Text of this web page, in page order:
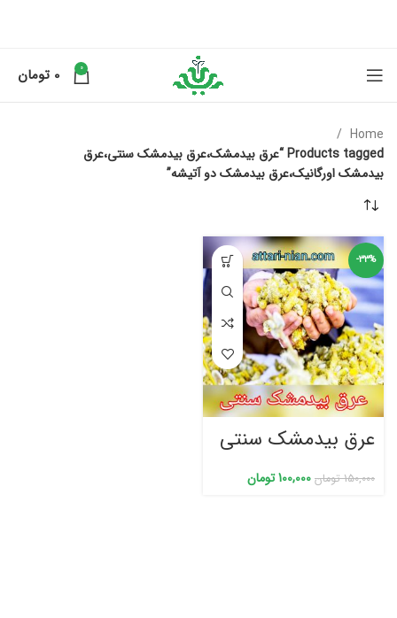
0
0 تومان
Home
Products tagged “عرق بیدمشک،عرق بیدمشک سنتی،عرق
بیدمشک اورگانیک،عرق بیدمشک دو آتیشه”
-33%
عرق بیدمشک سنتی
150,000 تومان 100,000تومان